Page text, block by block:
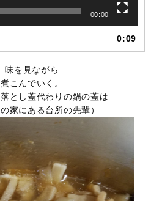
00:00
0:09
味を見ながら
こんでいく。
とし蓋代わりの鍋の蓋は
家にある台所の先輩）